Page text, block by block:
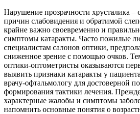
Нарушение прозрачности хрусталика –
причин слабовидения и обратимой
крайне важно свое­временно и
симптомы катаракты. Часто пожилые
специалистам салонов оптики,
сниженное зрение с помощью очков.
оптики-оптометристы оказываются
выявить признаки катаракты у
врачу-офтальмологу для достоверной
формирования тактики лечения.
характерные жалобы и симптомы
напомнить основные понятия о